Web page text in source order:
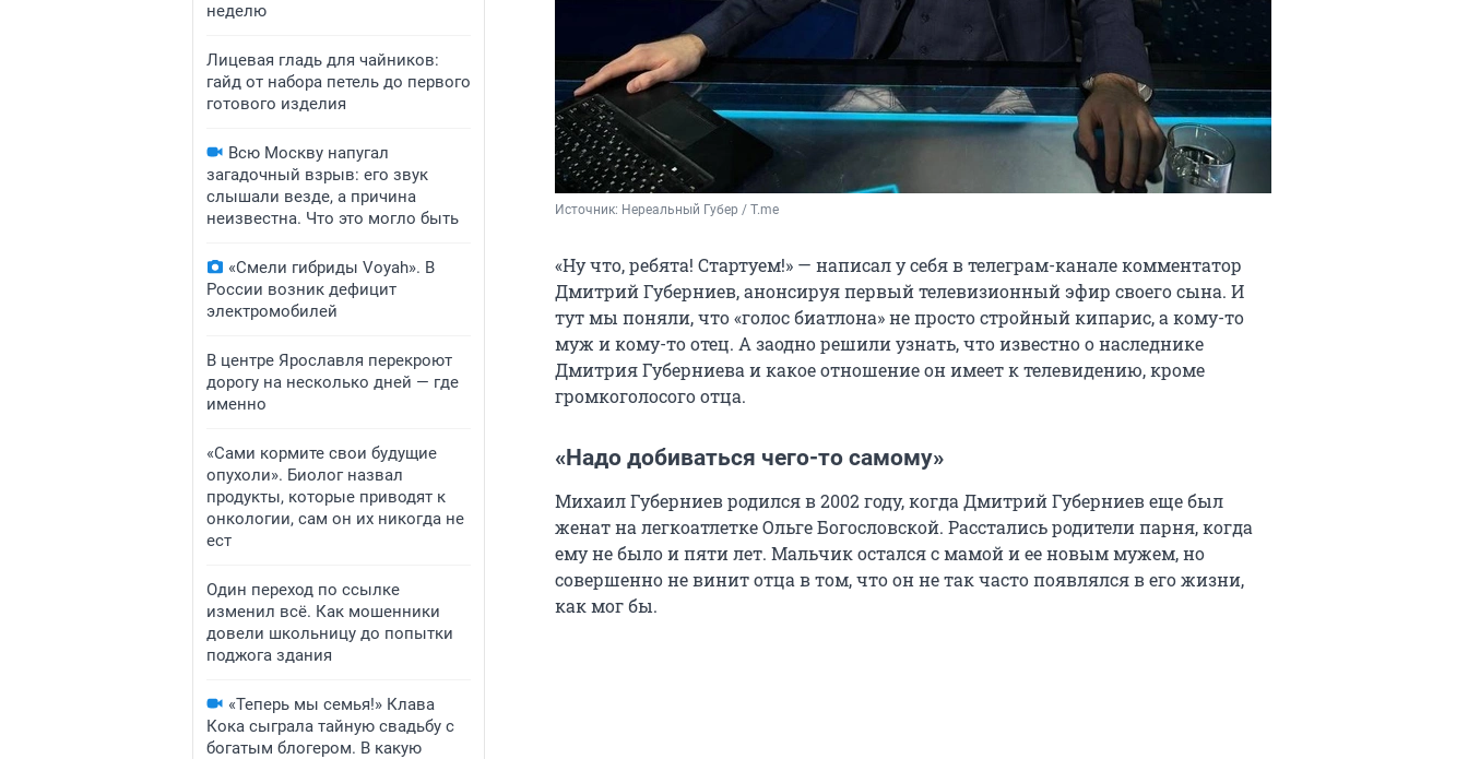
неделю
Лицевая гладь для чайников:
гайд от набора петель до первого
готового изделия
Всю Москву напугал
загадочный взрыв: его звук
слышали везде, а причина
неизвестна. Что это могло быть
«Смели гибриды Voyah». В
России возник дефицит
электромобилей
В центре Ярославля перекроют
дорогу на несколько дней — где
именно
«Сами кормите свои будущие
опухоли». Биолог назвал
продукты, которые приводят к
онкологии, сам он их никогда не
ест
Один переход по ссылке
изменил всё. Как мошенники
довели школьницу до попытки
поджога здания
«Теперь мы семья!» Клава
Кока сыграла тайную свадьбу с
богатым блогером. В какую
Источник: Нереальный Губер / T.me
«Ну что, ребята! Стартуем!» — написал у себя в телеграм-канале комментатор
Дмитрий Губерниев, анонсируя первый телевизионный эфир своего сына. И
тут мы поняли, что «голос биатлона» не просто стройный кипарис, а кому-то
муж и кому-то отец. А заодно решили узнать, что известно о наследнике
Дмитрия Губерниева и какое отношение он имеет к телевидению, кроме
громкоголосого отца.
«Надо добиваться чего-то самому»
Михаил Губерниев родился в 2002 году, когда Дмитрий Губерниев еще был
женат на легкоатлетке Ольге Богословской. Расстались родители парня, когда
ему не было и пяти лет. Мальчик остался с мамой и ее новым мужем, но
совершенно не винит отца в том, что он не так часто появлялся в его жизни,
как мог бы.